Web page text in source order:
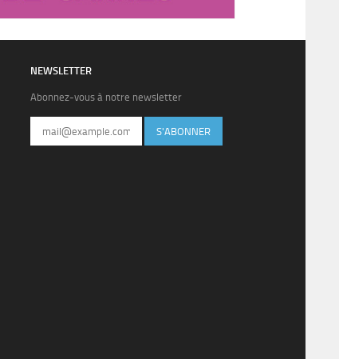
NEWSLETTER
Abonnez-vous à notre newsletter
S'ABONNER